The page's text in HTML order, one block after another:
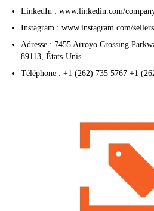
LinkedIn : www.linkedin.com/
Instagram : www.instagram.com/
Adresse : 7455 Arroyo Crossing
89113, États-Unis
Téléphone : +1 (262) 735 5767 +1